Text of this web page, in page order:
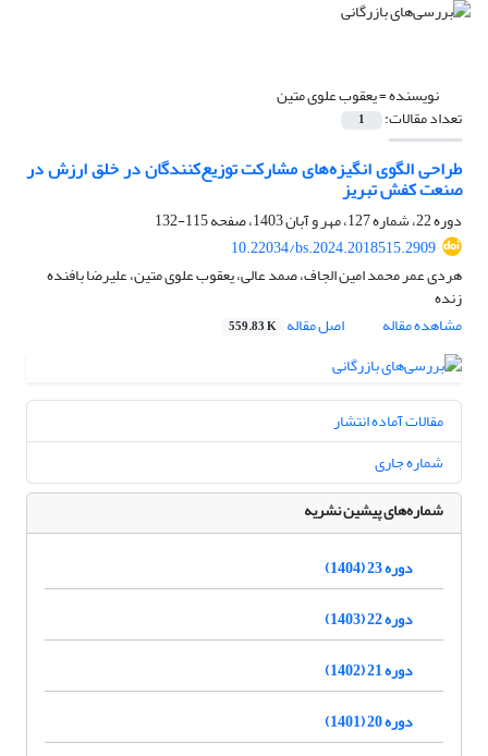
نویسنده =یعقوب علوی متین
تعداد مقالات: 1
طراحی الگوی انگیزه‌های مشارکت توزیع‌کنندگان در خلق ارزش در
صنعت کفش تبریز
دوره 22، شماره 127، مهر و آبان 1403، صفحه
115-132
10.22034/bs.2024.2018515.2909
هردی عمر محمد امین الجاف، صمد عالی، یعقوب علوی متین، علیرضا بافنده
زنده
مشاهده مقاله
اصل مقاله 559.83 K
مقالات آماده انتشار
شماره جاری
شماره‌های پیشین نشریه
دوره 23 (1404)
دوره 22 (1403)
دوره 21 (1402)
دوره 20 (1401)